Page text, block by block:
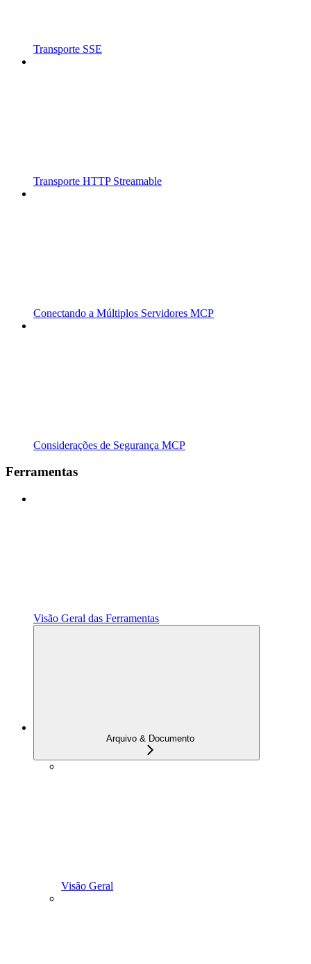
Transporte SSE
Transporte HTTP Streamable
Conectando a Múltiplos Servidores MCP
Considerações de Segurança MCP
Ferramentas
Visão Geral das Ferramentas
Arquivo & Documento
Visão Geral